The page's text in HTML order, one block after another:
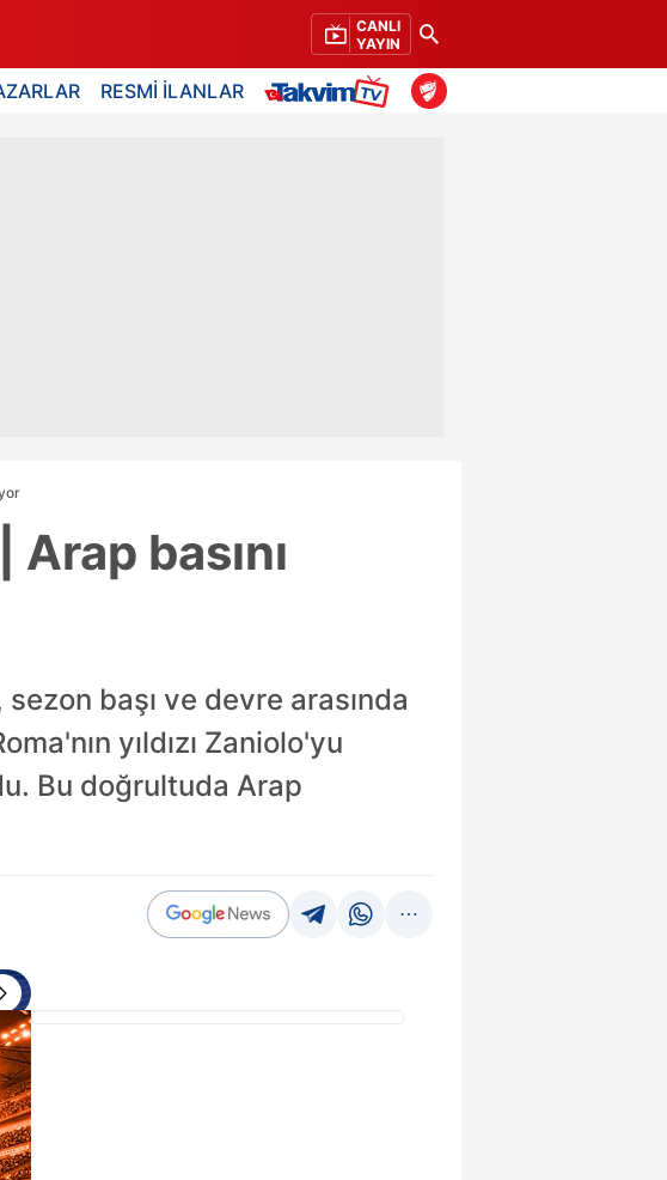
CANLI
YAYIN
RESMİ İLANLAR
basını
başı ve devre arasında
yıldızı Zaniolo'yu
Bu doğrultuda Arap